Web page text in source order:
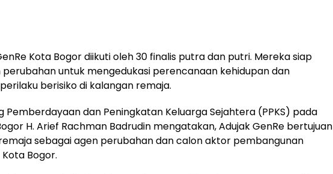
Kota Bogor diikuti oleh 30 finalis putra dan putri. Mereka siap
perubahan untuk mengedukasi perencanaan kehidupan dan
berisiko di kalangan remaja.
Pemberdayaan dan Peningkatan Keluarga Sejahtera (PPKS) pada
H. Arief Rachman Badrudin mengatakan, Adujak GenRe bertujuan
sebagai agen perubahan dan calon aktor pembangunan
Bogor.